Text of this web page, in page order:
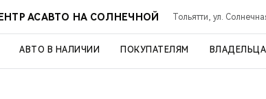
АСАВТО НА СОЛНЕЧНОЙ Тольятти, ул.
АВТО В НАЛИЧИИ ПОКУПАТЕЛЯМ